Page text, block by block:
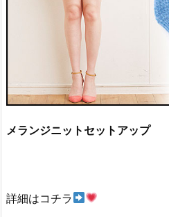
メランジニットセットアップ
詳細はコチラ